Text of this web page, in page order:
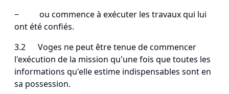
− ou commence à exécuter les travaux qui lui
ont été confiés.
3.2 Voges ne peut être tenue de commencer
l'exécution de la mission qu'une fois que toutes les
informations qu'elle estime indispensables sont en
sa possession.